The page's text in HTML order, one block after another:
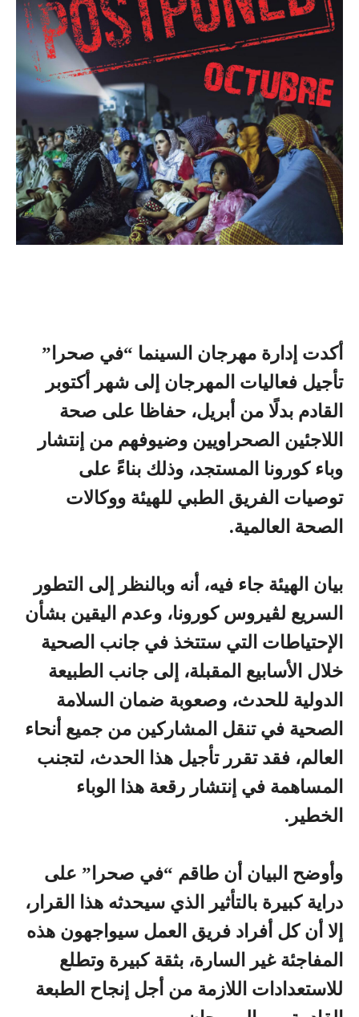
أكدت إدارة مهرجان السينما “في صحرا”
تأجيل فعاليات المهرجان إلى شهر أكتوبر
القادم بدلًا من أبريل، حفاظا على صحة
اللاجئين الصحراويين وضيوفهم من إنتشار
وباء كورونا المستجد، وذلك بناءً على
توصيات الفريق الطبي للهيئة ووكالات
الصحة العالمية.
بيان الهيئة جاء فيه، أنه وبالنظر إلى التطور
السريع لڤيروس كورونا، وعدم اليقين بشأن
الإحتياطات التي ستتخذ في جانب الصحية
خلال الأسابيع المقبلة، إلى جانب الطبيعة
الدولية للحدث، وصعوبة ضمان السلامة
الصحية في تنقل المشاركين من جميع أنحاء
العالم، فقد تقرر تأجيل هذا الحدث، لتجنب
المساهمة في إنتشار رقعة هذا الوباء
الخطير.
وأوضح البيان أن طاقم “في صحرا” على
دراية كبيرة بالتأثير الذي سيحدثه هذا القرار،
إلا أن كل أفراد فريق العمل سيواجهون هذه
المفاجئة غير السارة، بثقة كبيرة وتطلع
للاستعدادات اللازمة من أجل إنجاح الطبعة